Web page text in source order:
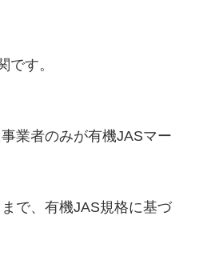
す。
業者のみが有機JASマー
で、有機JAS規格に基づ